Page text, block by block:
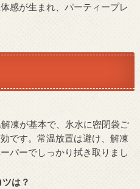
感が生まれ、パーティープレ
凍が基本で、氷水に密閉袋ご
です。常温放置は避け、解凍
パーでしっかり拭き取りまし
は？